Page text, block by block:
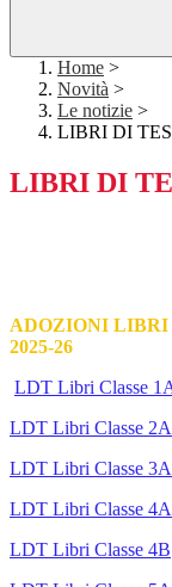
Home >
Novità >
Le notizie >
LIBRI DI
LIBRI DI
ADOZIONI LIBRI
2025-26
LDT Libri Classe
LDT Libri Classe 2A
LDT Libri Classe 3A
LDT Libri Classe 4A
LDT Libri Classe 4B